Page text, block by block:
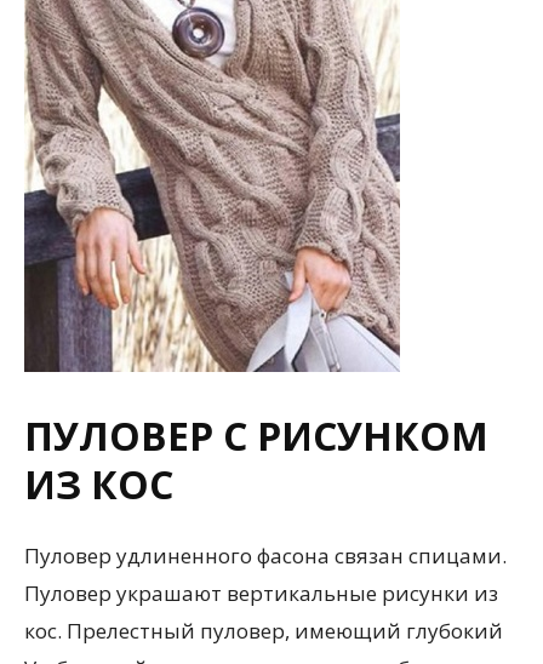
ПУЛОВЕР С РИСУНКОМ
ИЗ КОС
Пуловер удлиненного фасона связан спицами.
Пуловер украшают вертикальные рисунки из
кос. Прелестный пуловер, имеющий глубокий